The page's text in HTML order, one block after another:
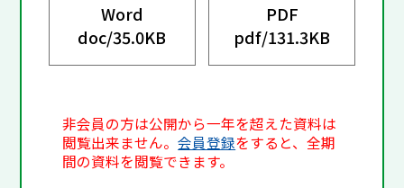
Word
doc/35.0KB
PDF
pdf/131.3KB
非会員の方は公開から一年を超えた資料は
閲覧出来ません。会員登録をすると、全期
間の資料を閲覧できます。